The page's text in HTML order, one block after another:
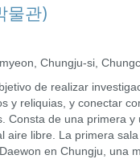
물관)
Chungju-si,
de realizar
y reliquias, y conectar
Consta de una primera y
aire libre. La primera
en Chungju, una